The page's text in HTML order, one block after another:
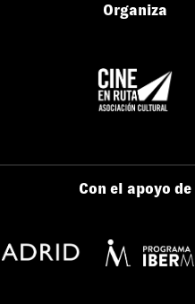
Organiza
Con el apoyo de